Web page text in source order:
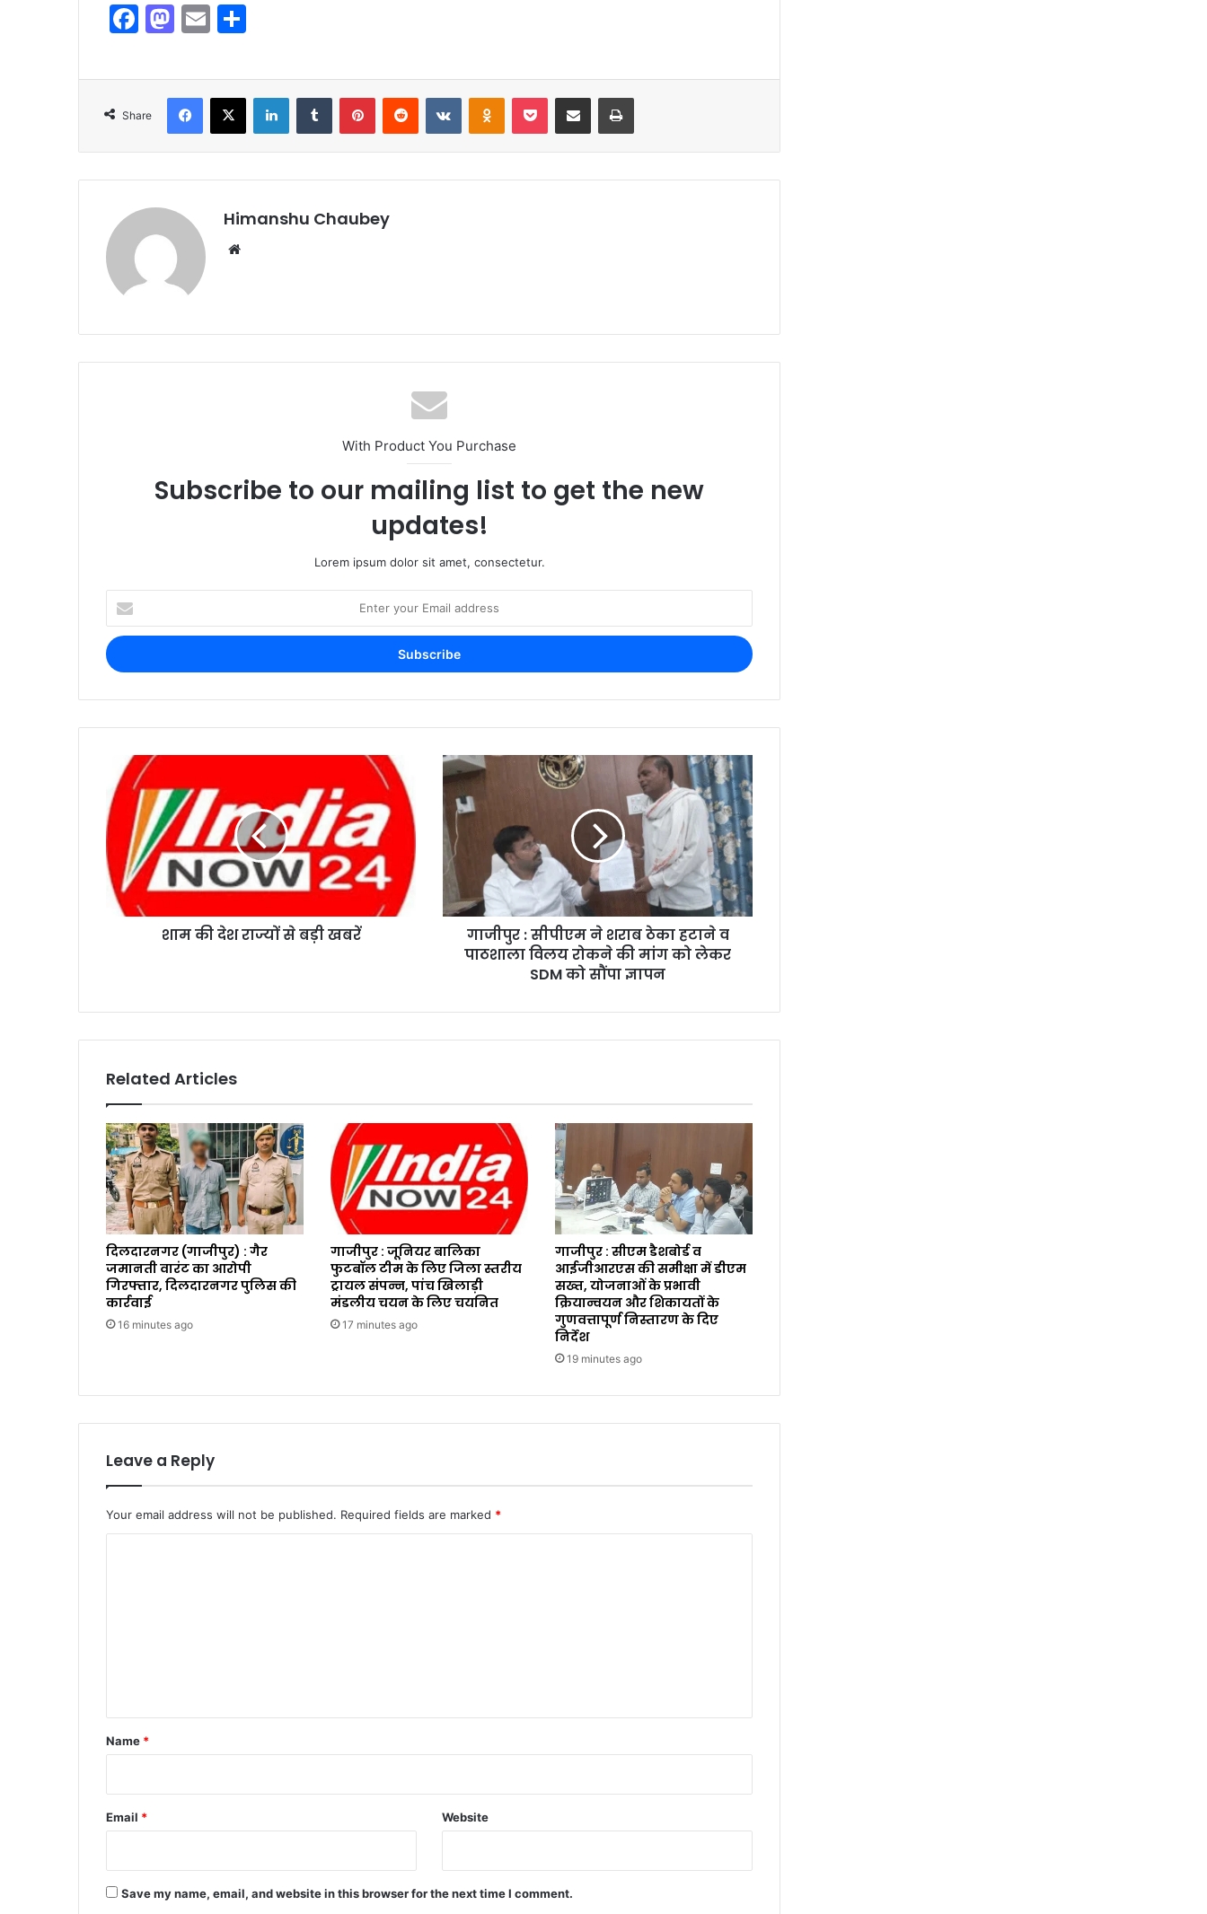
F
c
e
o
o
k
M
st
o
d
o
n
E
ai
l
ar
e
Share
Himanshu Chaubey
With Product You Purchase
Subscribe to our mailing list to get the new
updates!
Lorem ipsum dolor sit amet, consectetur.
शाम की देश राज्यों से बड़ी खबरें
गाजीपुर : सीपीएम ने शराब ठेका हटाने व
पाठशाला विलय रोकने की मांग को लेकर
SDM को सौंपा ज्ञापन
Related Articles
दिलदारनगर (गाजीपुर) : गैर
जमानती वारंट का आरोपी
गिरफ्तार, दिलदारनगर पुलिस की
कार्रवाई
16 minutes ago
गाजीपुर : जूनियर बालिका
फुटबॉल टीम के लिए जिला स्तरीय
ट्रायल संपन्न, पांच खिलाड़ी
मंडलीय चयन के लिए चयनित
17 minutes ago
गाजीपुर : सीएम डैशबोर्ड व
आईजीआरएस की समीक्षा में डीएम
सख्त, योजनाओं के प्रभावी
क्रियान्वयन और शिकायतों के
गुणवत्तापूर्ण निस्तारण के दिए
निर्देश
19 minutes ago
Leave a Reply
Your email address will not be published. Required fields are marked *
*
Name *
Email * Website
Save my name, email, and website in this browser for the next time I comment.